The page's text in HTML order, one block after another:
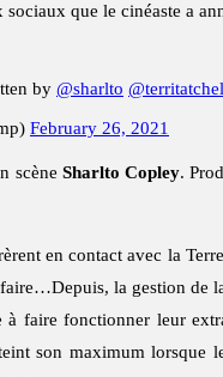
sociaux que le cinéaste a
by @sharlto
February 26, 2021
scène Sharlto Copley.
en contact avec la
la gestion de
faire fonctionner leur
son maximum